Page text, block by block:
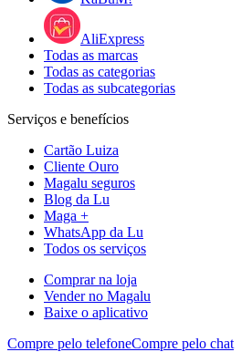
AliExpress
Todas as marcas
Todas as categorias
Todas as subcategorias
Serviços e benefícios
Cartão Luiza
Cliente Ouro
Magalu seguros
Blog da Lu
Maga +
WhatsApp da Lu
Todos os serviços
Comprar na loja
Vender no Magalu
Baixe o aplicativo
Compre pelo telefoneCompre pelo chat